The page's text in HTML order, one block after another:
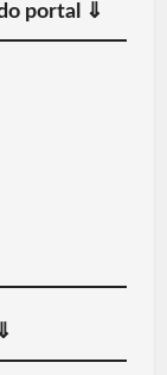
portal ⇓